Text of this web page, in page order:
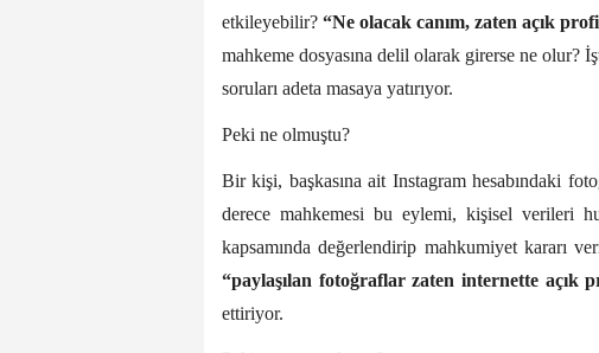
etkileyebilir? “Ne olacak canım, zaten açık
mahkeme dosyasına delil olarak girerse ne olur?
soruları adeta masaya yatırıyor.
Peki ne olmuştu?
Bir kişi, başkasına ait Instagram hesabındaki
derece mahkemesi bu eylemi, kişisel verileri
kapsamında değerlendirip mahkumiyet kararı
“paylaşılan fotoğraflar zaten internette açık
ettiriyor.